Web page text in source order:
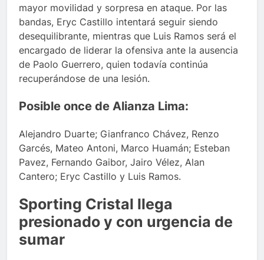
mayor movilidad y sorpresa en ataque. Por las
bandas, Eryc Castillo intentará seguir siendo
desequilibrante, mientras que Luis Ramos será el
encargado de liderar la ofensiva ante la ausencia
de Paolo Guerrero, quien todavía continúa
recuperándose de una lesión.
Posible once de Alianza Lima:
Alejandro Duarte; Gianfranco Chávez, Renzo
Garcés, Mateo Antoni, Marco Huamán; Esteban
Pavez, Fernando Gaibor, Jairo Vélez, Alan
Cantero; Eryc Castillo y Luis Ramos.
Sporting Cristal llega
presionado y con urgencia de
sumar